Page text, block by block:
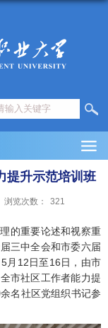
提升示范培训班
浏览次数： 321
的重要论述和视察重
三中全会和市委六届
月12日至16日，由市
市社区工作者能力提
名社区党组织书记参